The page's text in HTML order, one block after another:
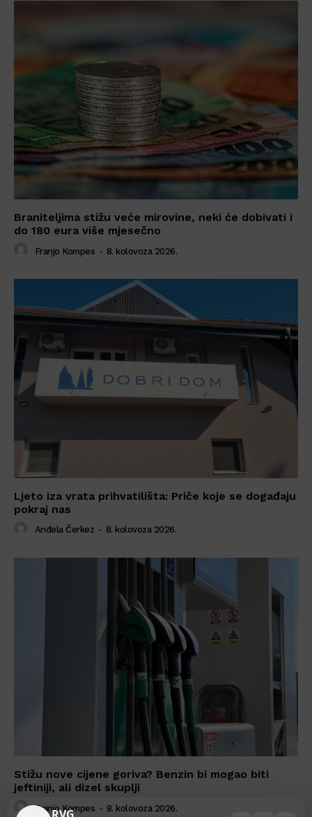
Braniteljima stižu veće mirovine, neki će dobivati i
do 180 eura više mjesečno
Franjo Kompes - 8. kolovoza 2026.
Ljeto iza vrata prihvatilišta: Priče koje se događaju
pokraj nas
Anđela Čerkez - 8. kolovoza 2026.
Stižu nove cijene goriva? Benzin bi mogao biti
jeftiniji, ali dizel skuplji
Franjo Kompes - 8. kolovoza 2026.